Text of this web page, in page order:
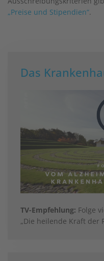
„Preise und Stipendien“.
Das
TV-Empfehlung: Folge
„Die heilende Kraft der